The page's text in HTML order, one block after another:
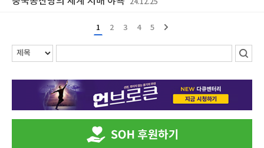
24.12.25
1 2 3 4 5